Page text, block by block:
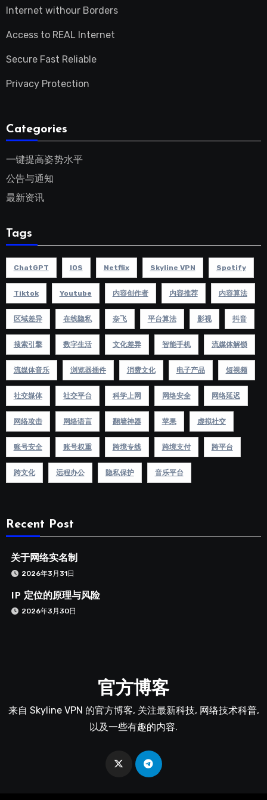
Internet withour Borders
Access to REAL Internet
Secure Fast Reliable
Privacy Protection
Categories
一键提高姿势水平
公告与通知
最新资讯
Tags
ChatGPT IOS Netflix Skyline VPN Spotify
Tiktok Youtube 内容创作者 内容推荐 内容算法
区域差异 在线隐私 奈飞 平台算法 影视 抖音
搜索引擎 数字生活 文化差异 智能手机 流媒体解锁
流媒体音乐 浏览器插件 消费文化 电子产品 短视频
社交媒体 社交平台 科学上网 网络安全 网络延迟
网络攻击 网络语言 翻墙神器 苹果 虚拟社交
账号安全 账号权重 跨境专线 跨境支付 跨平台
跨文化 远程办公 隐私保护 音乐平台
Recent Post
关于网络实名制
2026年3月31日
IP 定位的原理与风险
2026年3月30日
官方博客
来自 Skyline VPN 的官方博客, 关注最新科技, 网络技术科普,
以及一些有趣的内容.